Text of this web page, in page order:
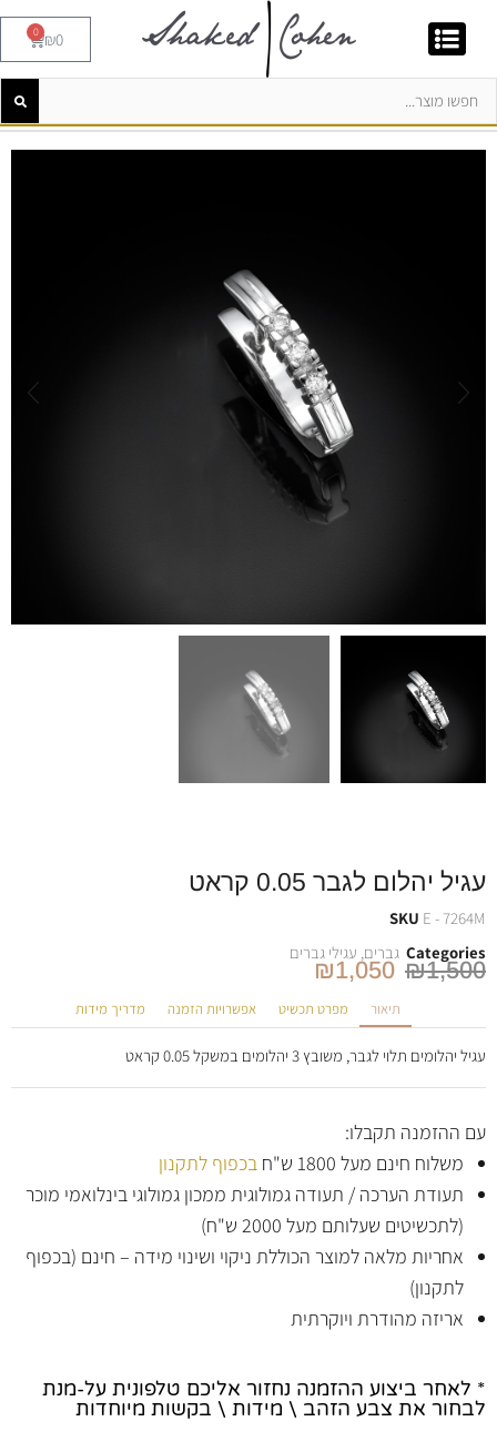
₪0
0
עגיל יהלום לגבר 0.05 קראט
SKU E - 7264M
Categories גברים עגילי גברים
₪1,500
₪1,050
תיאור מפרט תכשיט אפשרויות הזמנה מדריך מידות
עגיל יהלומים תלוי לגבר, משובץ 3 יהלומים במשקל 0.05 קראט
עם ההזמנה תקבלו:
משלוח חינם מעל 1800 ש"ח
בכפוף לתקנון
תעודת הערכה / תעודה גמולוגית ממכון גמולוגי בינלואמי מוכר
(לתכשיטים שעלותם מעל 2000 ש"ח)
אחריות מלאה למוצר הכוללת ניקוי ושינוי מידה – חינם (בכפוף
לתקנון)
אריזה מהודרת ויוקרתית
* לאחר ביצוע ההזמנה נחזור אליכם טלפונית על-מנת
לבחור את צבע הזהב \ מידות \ בקשות מיוחדות